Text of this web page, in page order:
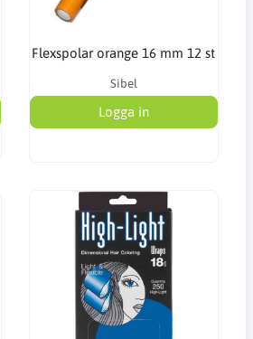
Flexspolar orange 16 mm 12 st
Sibel
Logga in